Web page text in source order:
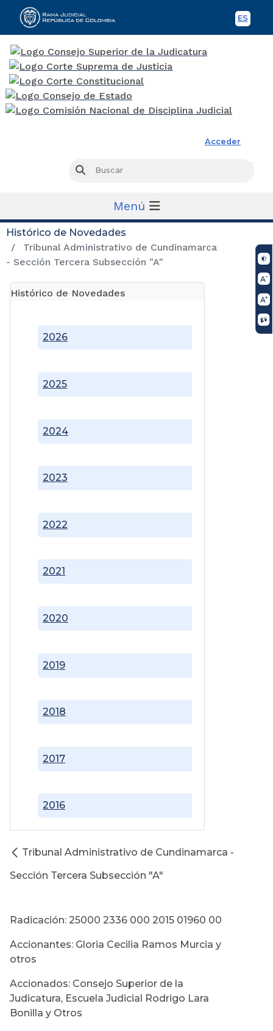
ES
Acceder
Buscar
Menú
Histórico de Novedades
Tribunal Administrativo de Cundinamarca
- Sección Tercera Subsección "A"
Histórico de Novedades
2016
2017
2018
2019
2020
2021
2022
2023
2024
2025
2026
Tribunal Administrativo de Cundinamarca -
Sección Tercera Subsección "A"
Radicación: 25000 2336 000 2015 01960 00
Accionantes: Gloria Cecilia Ramos Murcia y
otros
Accionados: Consejo Superior de la
Judicatura, Escuela Judicial Rodrigo Lara
Bonilla y Otros